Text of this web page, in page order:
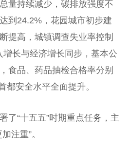
量持续减少，碳排放强度不
到24.2%，花园城市初步建
提高，城镇调查失业率控制
长与经济增长同步，基本公
食品、药品抽检合格率分别
都安全水平全面提升。
了“十五五”时期重点任务，主
注重”。